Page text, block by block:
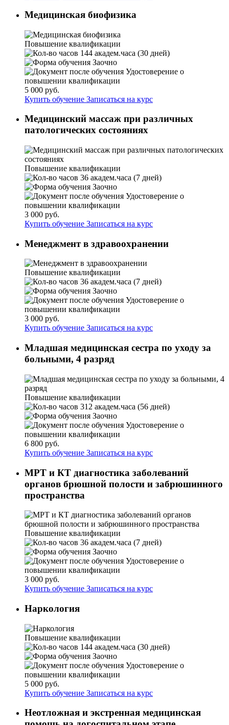
Медицинская биофизика
Повышение квалификации
144 академ.часа (30 дней)
Заочно
Удостоверение о
повышении квалификации
5 000 руб.
Купить обучение Записаться на курс
Медицинский массаж при различных
патологических состояниях
Повышение квалификации
36 академ.часа (7 дней)
Заочно
Удостоверение о
повышении квалификации
3 000 руб.
Купить обучение Записаться на курс
Менеджмент в здравоохранении
Повышение квалификации
36 академ.часа (7 дней)
Заочно
Удостоверение о
повышении квалификации
3 000 руб.
Купить обучение Записаться на курс
Младшая медицинская сестра по уходу за
больными, 4 разряд
Повышение квалификации
312 академ.часа (56 дней)
Заочно
Удостоверение о
повышении квалификации
6 800 руб.
Купить обучение Записаться на курс
МРТ и КТ диагностика заболеваний
органов брюшной полости и забрюшинного
пространства
Повышение квалификации
36 академ.часа (7 дней)
Заочно
Удостоверение о
повышении квалификации
3 000 руб.
Купить обучение Записаться на курс
Наркология
Повышение квалификации
144 академ.часа (30 дней)
Заочно
Удостоверение о
повышении квалификации
5 000 руб.
Купить обучение Записаться на курс
Неотложная и экстренная медицинская